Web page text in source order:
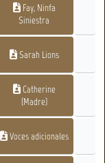
Fay, Ninfa
Siniestra
Sarah Lions
Catherine
(Madre)
Voces adicionales